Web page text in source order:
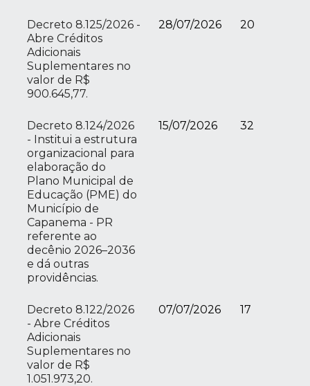
Decreto 8.125/2026 -
Abre Créditos
Adicionais
Suplementares no
valor de R$
900.645,77.
28/07/2026 20
Decreto 8.124/2026
- Institui a estrutura
organizacional para
elaboração do
Plano Municipal de
Educação (PME) do
Município de
Capanema - PR
referente ao
decênio 2026–2036
e dá outras
providências.
15/07/2026 32
Decreto 8.122/2026
- Abre Créditos
Adicionais
Suplementares no
valor de R$
1.051.973,20.
07/07/2026 17